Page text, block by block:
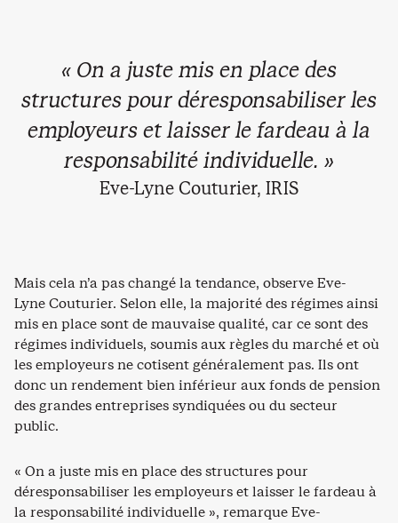
« On a juste mis en place des
structures pour déresponsabiliser les
employeurs et laisser le fardeau à la
responsabilité individuelle. »
Eve-Lyne Couturier, IRIS
Mais cela n’a pas changé la tendance, observe Eve-
Lyne Couturier. Selon elle, la majorité des régimes ainsi
mis en place sont de mauvaise qualité, car ce sont des
régimes individuels, soumis aux règles du marché et où
les employeurs ne cotisent généralement pas. Ils ont
donc un rendement bien inférieur aux fonds de pension
des grandes entreprises syndiquées ou du secteur
public.
« On a juste mis en place des structures pour
déresponsabiliser les employeurs et laisser le fardeau à
la responsabilité individuelle », remarque Eve-